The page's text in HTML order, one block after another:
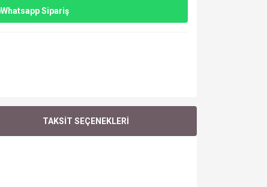
Whatsapp Sipariş
TAKSİT SEÇENEKLERİ